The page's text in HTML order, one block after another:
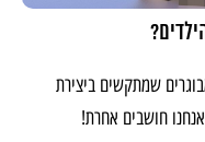
שמתקשים ביצירת
חושבים אחרת!